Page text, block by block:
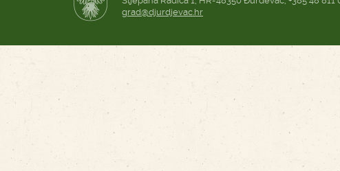
grad@djurdjevac.hr